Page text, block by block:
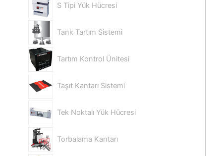
S Tipi Yük Hücresi
Tank Tartım Sistemi
Tartım Kontrol Ünitesi
Taşıt Kantarı Sistemi
Tek Noktalı Yük Hücresi
Torbalama Kantarı